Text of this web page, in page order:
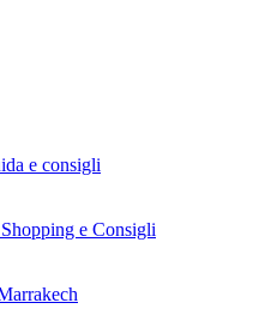
e consigli
e Consigli